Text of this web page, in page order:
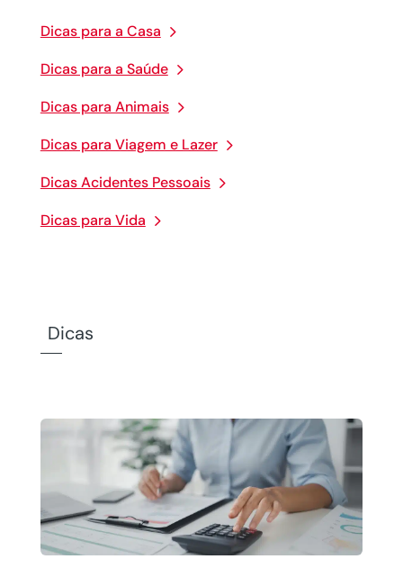
Dicas para a Casa
Dicas para a Saúde
Dicas para Animais
Dicas para Viagem e Lazer
Dicas Acidentes Pessoais
Dicas para Vida
Dicas